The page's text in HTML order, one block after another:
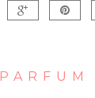
PARFUM